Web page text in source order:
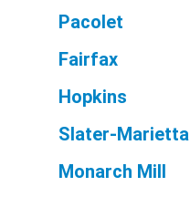
Pacolet
Fairfax
Hopkins
Slater-Marietta
Monarch Mill